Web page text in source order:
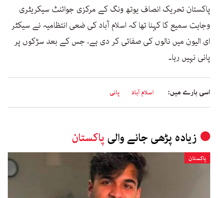
پاکستان تحریک انصاف یوتھ ونگ کے مرکزی جوائنٹ سیکریٹری
وجاہت سمیع کا کہنا تھا کہ اسلام آباد کی ضعی انتظامیہ نے سیکٹر
ای الیون میں نالوں کی صفائی کر دی ہے، جس کے بعد سڑکوں پر
پانی نہیں رہا۔
اسی بارے میں: اسلام آباد پانی
زیادہ پڑھی جانے والی پاکستان
پاکستان